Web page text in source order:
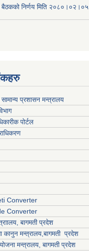
बैठकको निर्णय मिति २०८०।०२।०५
प्रशासन मन्त्रालय
पोर्टल
Converter
Converter
बागमती प्रदेश
कानुन मन्त्रालय,बागमती प्रदेश
मन्त्रालय, बागमती प्रदेश